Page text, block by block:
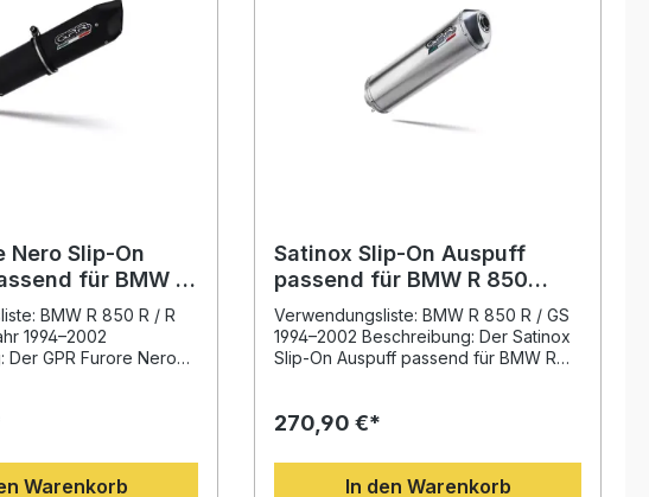
Nero Slip-On
für BMW R
BMW R 850 R / R
1994–2002
Der GPR Furore Nero
R und R 850 GS (1994–
von GPR in der
Warenkorb
Satinox Slip-On Auspuff
passend für BMW R 850
R/GS 1994-2002
Verwendungsliste: BMW R 850 R / GS
1994–2002 Beschreibung: Der Satinox
Slip-On Auspuff passend für BMW R
und das Rennsport-Know-how von
Leistungssteigerung, verbessertes
Drehmoment und eine deutliche
270,90 €*
In den Warenkorb